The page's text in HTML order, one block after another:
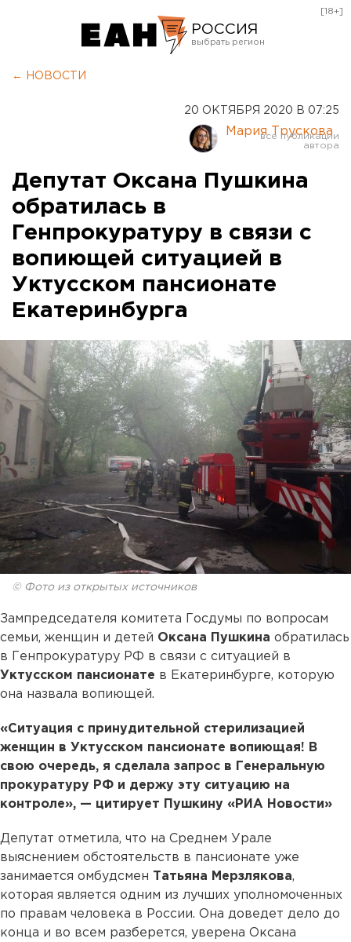
РОССИЯ
Курган
Оренбург
[18+]
← НОВОСТИ
20 ОКТЯБРЯ 2020 В 07:25
Мария Трускова
Депутат Оксана Пушкина
обратилась в
Генпрокуратуру в связи с
вопиющей ситуацией в
Уктусском пансионате
Екатеринбурга
© Фото из открытых источников
Зампредседателя комитета Госдумы по вопросам
семьи, женщин и детей Оксана Пушкина обратилась
в Генпрокуратуру РФ в связи с ситуацией в
Уктусском пансионате в Екатеринбурге, которую
она назвала вопиющей.
«Ситуация с принудительной стерилизацией
женщин в Уктусском пансионате вопиющая! В
свою очередь, я сделала запрос в Генеральную
прокуратуру РФ и держу эту ситуацию на
контроле», — цитирует Пушкину «РИА Новости»
Депутат отметила, что на Среднем Урале
выяснением обстоятельств в пансионате уже
занимается омбудсмен Татьяна Мерзлякова,
которая является одним из лучших уполномоченных
по правам человека в России. Она доведет дело до
конца и во всем разберется, уверена Оксана